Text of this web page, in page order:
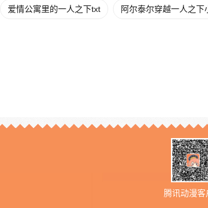
爱情公寓里的一人之下txt 阿尔泰尔穿越一人之下
腾讯动漫客